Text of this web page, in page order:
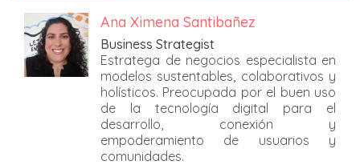
Ana Ximena Santibañez
Business Strategist
Estratega de negocios especialista en
modelos sustentables, colaborativos y
holísticos. Preocupada por el buen uso
de la tecnología digital para el
desarrollo, conexión y
empoderamiento de usuarios y
comunidades.